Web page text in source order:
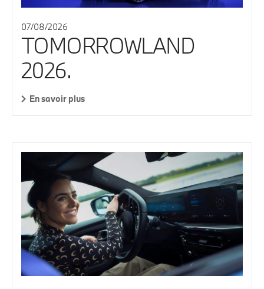
07/08/2026
TOMORROWLAND
2026.
En savoir plus